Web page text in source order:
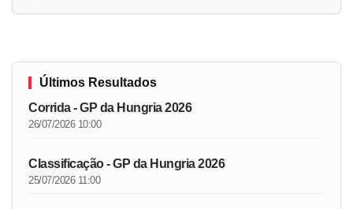
Últimos Resultados
Corrida - GP da Hungria 2026
26/07/2026 10:00
Classificação - GP da Hungria 2026
25/07/2026 11:00